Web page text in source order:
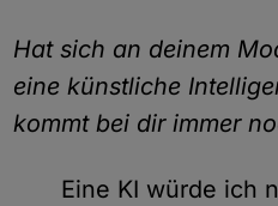
Hat sich an deinem
eine künstliche
kommt bei dir immer
Eine KI würde ich